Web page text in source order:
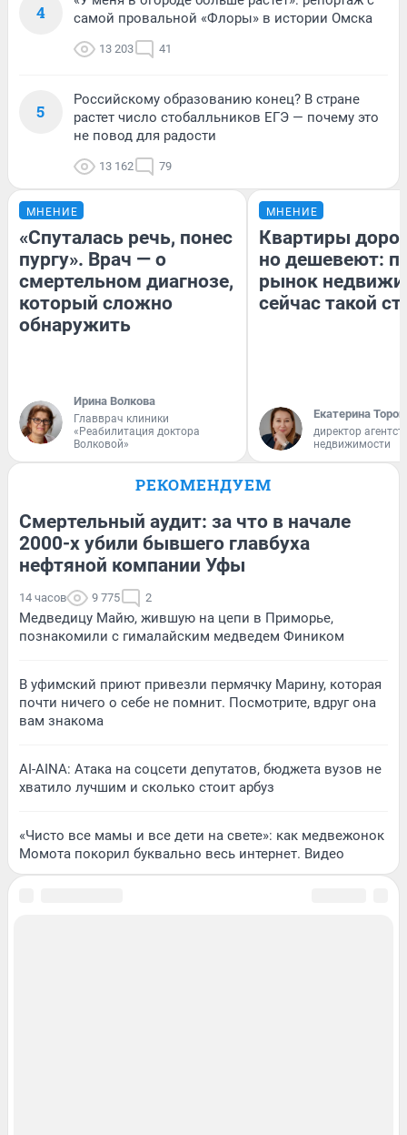
4
самой провальной «Флоры» в истории Омска
13 203 41
5
Российскому образованию конец? В стране
растет число стобалльников ЕГЭ — почему это
не повод для радости
13 162 79
МНЕНИЕ
«Спуталась речь, понес
пургу». Врач — о
смертельном диагнозе,
который сложно
обнаружить
Ирина Волкова
Главврач клиники
«Реабилитация доктора
Волковой»
МНЕНИЕ
Квартиры
но дешевеют:
рынок
сейчас такой
Екатерина
директор
недвижимости
РЕКОМЕНДУЕМ
Смертельный аудит: за что в начале
2000-х убили бывшего главбуха
нефтяной компании Уфы
14 часов 9 775 2
Медведицу Майю, жившую на цепи в Приморье,
познакомили с гималайским медведем Фиником
В уфимский приют привезли пермячку Марину, которая
почти ничего о себе не помнит. Посмотрите, вдруг она
вам знакома
AI-AINA: Атака на соцсети депутатов, бюджета вузов не
хватило лучшим и сколько стоит арбуз
«Чисто все мамы и все дети на свете»: как медвежонок
Момота покорил буквально весь интернет. Видео